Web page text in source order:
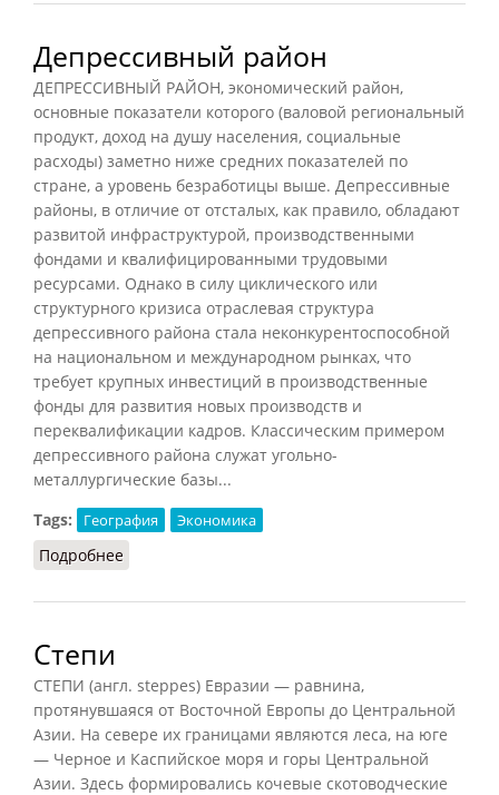
Депрессивный район
ДЕПРЕССИВНЫЙ РАЙОН, экономический район,
основные показатели которого (валовой региональный
продукт, доход на душу населения, социальные
расходы) заметно ниже средних показателей по
стране, а уровень безработицы выше. Депрессивные
районы, в отличие от отсталых, как правило, обладают
развитой инфраструктурой, производственными
фондами и квалифицированными трудовыми
ресурсами. Однако в силу циклического или
структурного кризиса отраслевая структура
депрессивного района стала неконкурентоспособной
на национальном и международном рынках, что
требует крупных инвестиций в производственные
фонды для развития новых производств и
переквалификации кадров. Классическим примером
депрессивного района служат угольно-
металлургические базы...
Tags:
География Экономика
Подробнее
Степи
СТЕПИ (англ. steppes) Евразии — равнина,
протянувшаяся от Восточной Европы до Центральной
Азии. На севере их границами являются леса, на юге
— Черное и Каспийское моря и горы Центральной
Азии. Здесь формировались кочевые скотоводческие